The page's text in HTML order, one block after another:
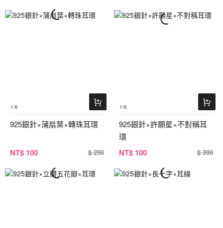
1/6
925銀針×蒲扇葉×轉珠耳環
NT$ 100 $ 290
1/6
925銀針×許願星×不對稱耳
環
NT$ 100 $ 390